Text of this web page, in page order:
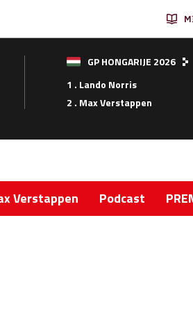
GP HONGARIJE 2026
1 . Lando Norris
2 . Max Verstappen
Verstappen Podcast